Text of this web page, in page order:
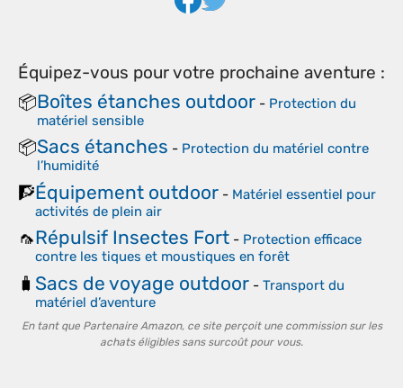
Équipez-vous pour votre prochaine aventure :
📦Boîtes étanches outdoor - Protection du
matériel sensible
📦Sacs étanches - Protection du matériel contre
l’humidité
🧗Équipement outdoor - Matériel essentiel pour
activités de plein air
🦟Répulsif Insectes Fort - Protection efficace
contre les tiques et moustiques en forêt
🧳 Sacs de voyage outdoor - Transport du
matériel d’aventure
En tant que Partenaire Amazon, ce site perçoit une commission sur les
achats éligibles sans surcoût pour vous.